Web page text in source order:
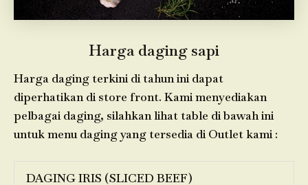
Harga daging sapi
Harga daging terkini di tahun ini dapat
diperhatikan di store front. Kami menyediakan
pelbagai daging, silahkan lihat table di bawah ini
untuk menu daging yang tersedia di Outlet kami :
DAGING IRIS (SLICED BEEF)